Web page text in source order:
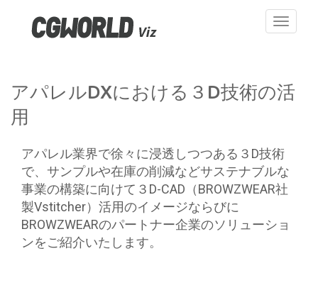
Toggle
アパレルDXにおける３D技術の活
用
アパレル業界で徐々に浸透しつつある３D技術
で、サンプルや在庫の削減などサステナブルな
事業の構築に向けて３D-CAD（BROWZWEAR社
製Vstitcher）活用のイメージならびに
BROWZWEARのパートナー企業のソリューショ
ンをご紹介いたします。